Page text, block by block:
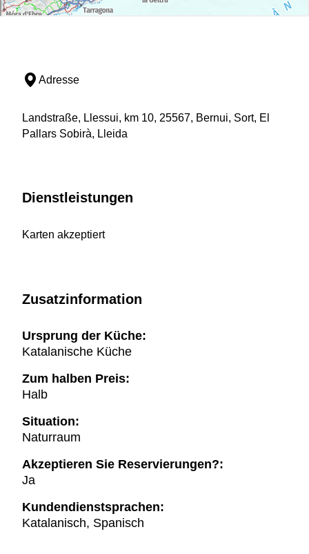
Adresse
Landstraße, Llessui, km 10, 25567, Bernui, Sort, El
Pallars Sobirà, Lleida
Dienstleistungen
Karten akzeptiert
Zusatzinformation
Ursprung der Küche:
Katalanische Küche
Zum halben Preis:
Halb
Situation:
Naturraum
Akzeptieren Sie Reservierungen?:
Ja
Kundendienstsprachen:
Katalanisch, Spanisch